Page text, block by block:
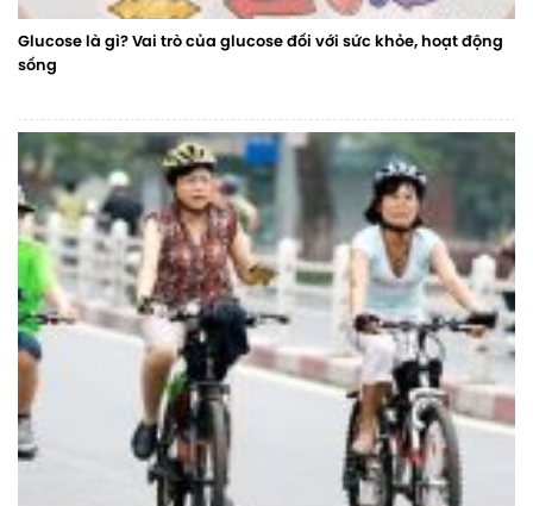
Glucose là gì? Vai trò của glucose đối với sức khỏe, hoạt động
sống